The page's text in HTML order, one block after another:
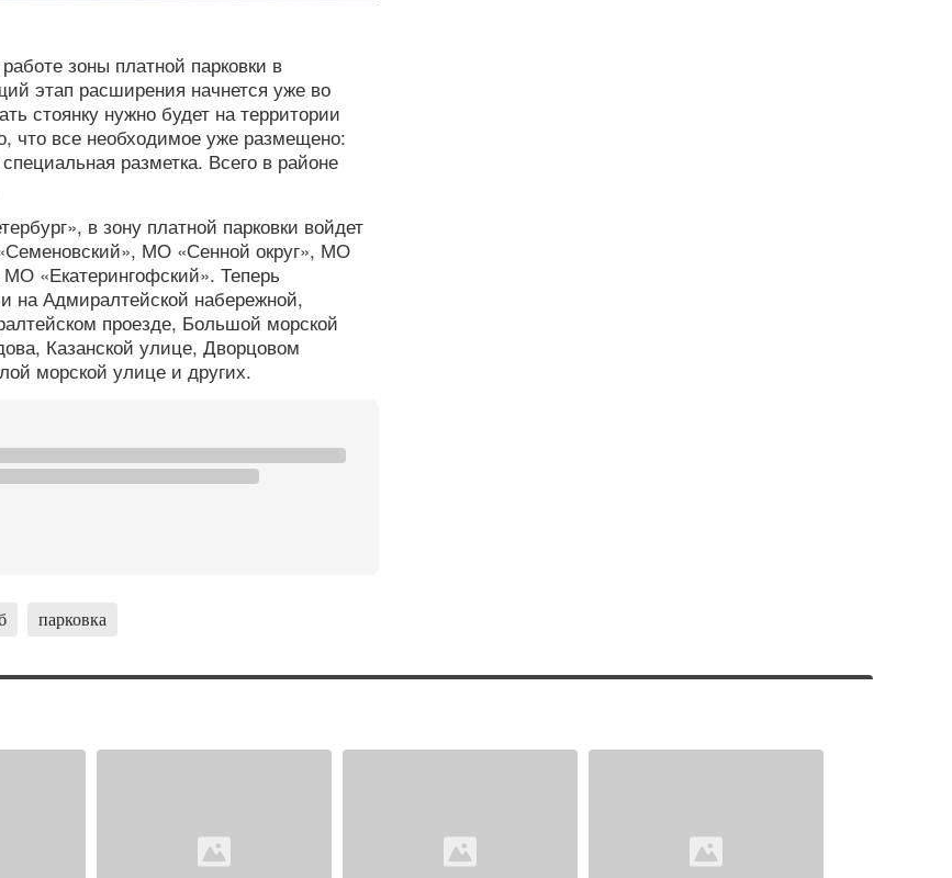
зоны платной парковки в
этап расширения начнется уже во
стоянку нужно будет на территории
что все необходимое уже размещено:
разметка. Всего в районе
в зону платной парковки войдет
МО «Сенной округ», МО
«Екатерингофский». Теперь
на Адмиралтейской набережной,
проезде, Большой морской
Казанской улице, Дворцовом
морской улице и других.
парковка